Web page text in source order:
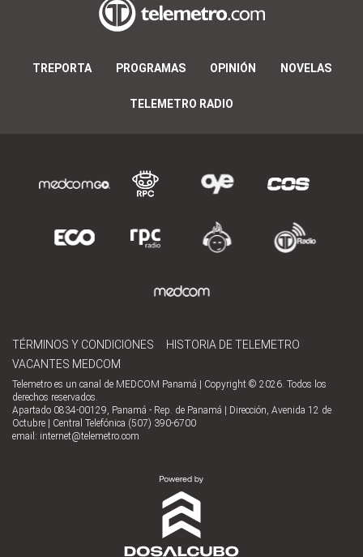
TREPORTA PROGRAMAS OPINIÓN NOVELAS
TELEMETRO RADIO
TÉRMINOS Y CONDICIONES
HISTORIA DE TELEMETRO
VACANTES MEDCOM
Telemetro es un canal de MEDCOM Panamá | Copyright © 2026. Todos los
derechos reservados.
Apartado 0834-00129, Panamá - Rep. de Panamá | Dirección, Avenida 12 de
Octubre | Central Telefónica (507) 390-6700
email: internet@telemetro.com